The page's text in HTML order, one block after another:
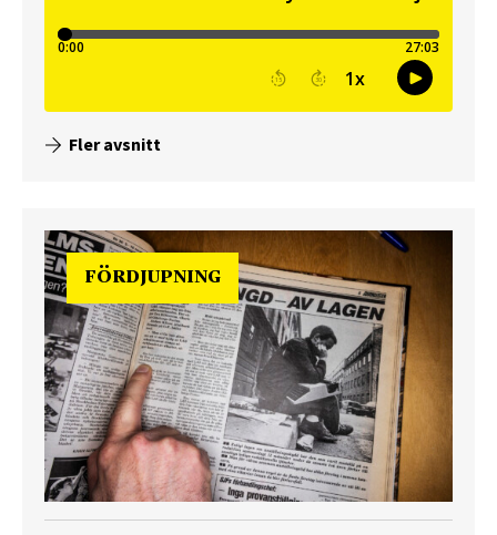
Fler avsnitt
FÖRDJUPNING